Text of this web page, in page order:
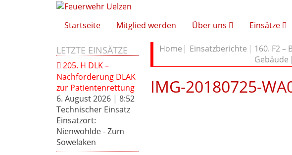
Startseite Mitglied werden Über uns Einsätze
LETZTE EINSÄTZE
205. H DLK –
Nachforderung DLAK
zur Patientenrettung
6. August 2026 | 8:52
Technischer Einsatz
Einsatzort:
Nienwohlde - Zum
Sowelaken
Home Einsatzberichte
160. F2 –
Gebäude
IMG-20180725-